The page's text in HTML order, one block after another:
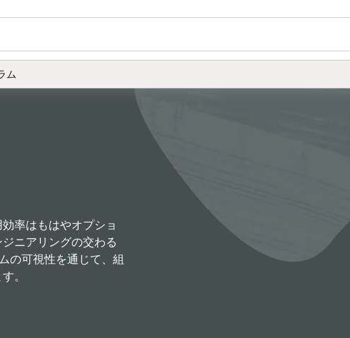
ム
率はもはやオプショ
ニアリングの交わる
の可視性を通じて、組
。